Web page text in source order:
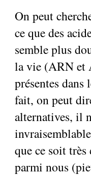
On peut
ce que des
semble plus
la vie (ARN et
présentes
fait, on peut
alternatives, il
que ce soit
parmi nous